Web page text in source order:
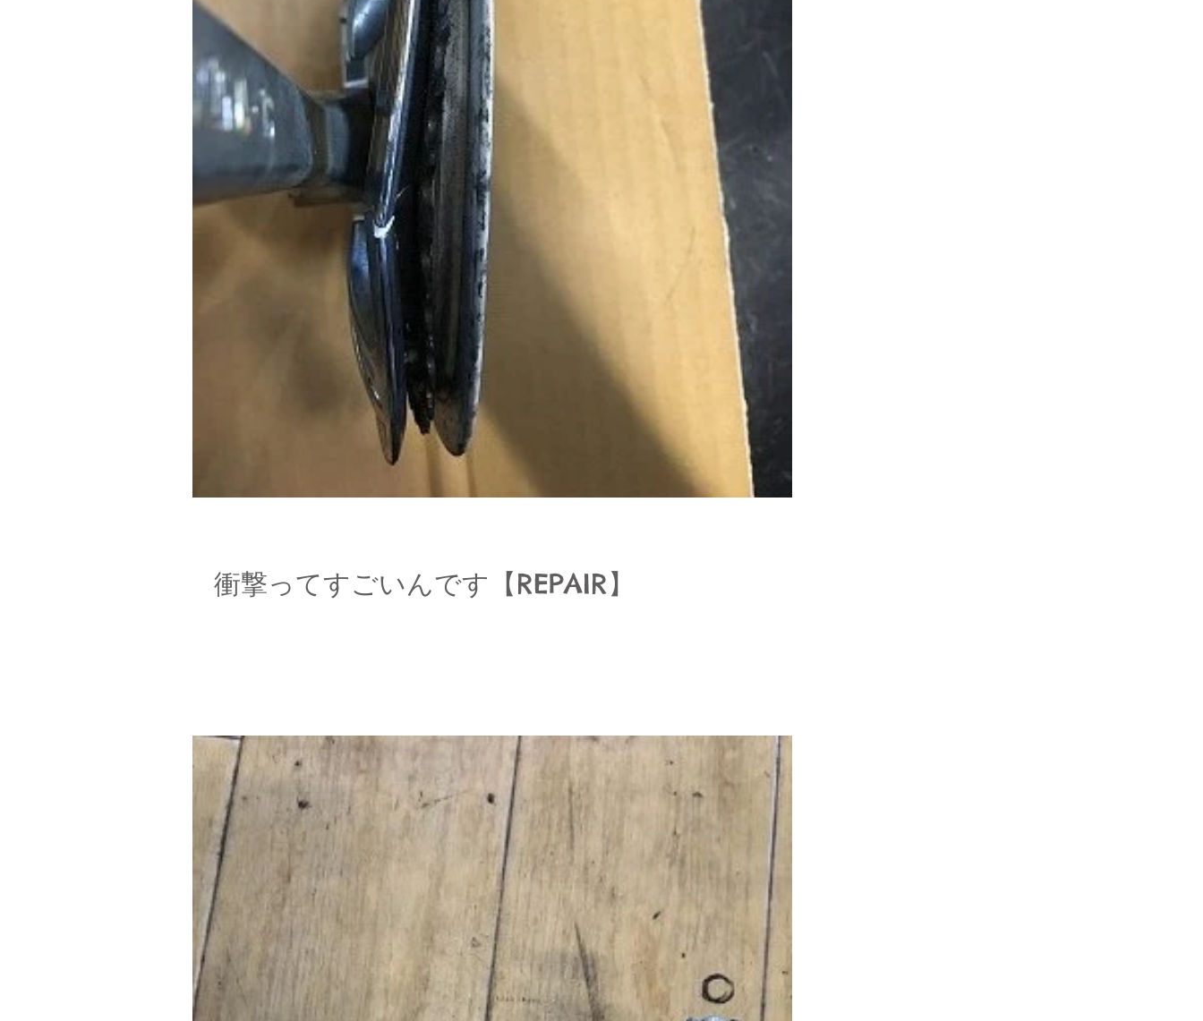
衝撃ってすごいんです【REPAIR】